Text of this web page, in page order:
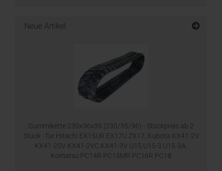
Neue Artikel
Gummikette 230x96x35 (230/35/96) - Stückpreis ab 2
Stück - für Hitachi EX15UR EX17U ZX17, Kubota KX41-2V
KX41-2SV KX41-2VC KX41-3V U15 U15-3 U15-3A,
Komatsu PC14R PC15MR PC16R PC18